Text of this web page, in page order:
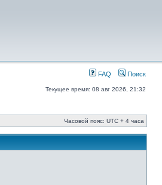
FAQ Поиск
Текущее время: 08 авг 2026, 21:32
Часовой пояс: UTC + 4 часа